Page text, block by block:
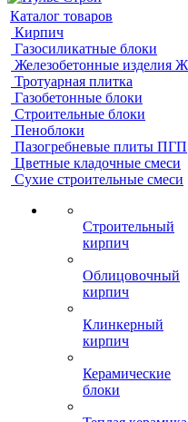
Каталог товаров
Кирпич
Газосиликатные блоки
Железобетонные изделия
Тротуарная плитка
Газобетонные блоки
Строительные блоки
Пеноблоки
Пазогребневые плиты ПГП
Цветные кладочные смеси
Сухие строительные смеси
Строительный
кирпич
Облицовочный
кирпич
Клинкерный
кирпич
Керамические
блоки